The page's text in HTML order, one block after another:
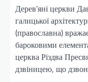
Дерев’яні церкви
галицької
(православна)
бароковими
церква Різдва
дзвіницею, що